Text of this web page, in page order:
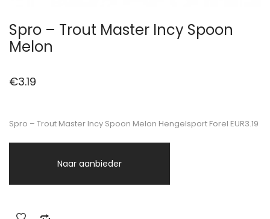
Spro – Trout Master Incy Spoon
Melon
€3.19
Spro – Trout Master Incy Spoon Melon Hengelsport Forel EUR3.19
Naar aanbieder